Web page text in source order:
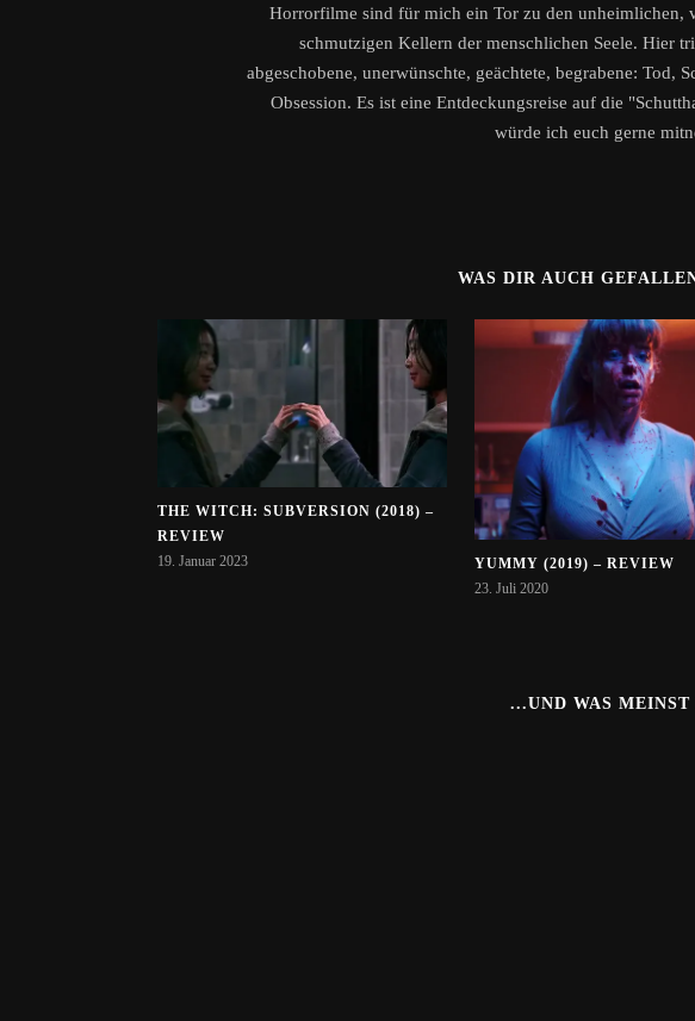
Horrorfilme sind für mich ein Tor zu den unheimlichen,
schmutzigen Kellern der menschlichen Seele. Hier
abgeschobene, unerwünschte, geächtete, begrabene: Tod,
Obsession. Es ist eine Entdeckungsreise auf die
würde ich euch gerne
WAS DIR AUCH
THE WITCH: SUBVERSION (2018) –
REVIEW
19. Januar 2023
YUMMY (2019) – REVIEW
23. Juli 2020
...UND WAS MEINST